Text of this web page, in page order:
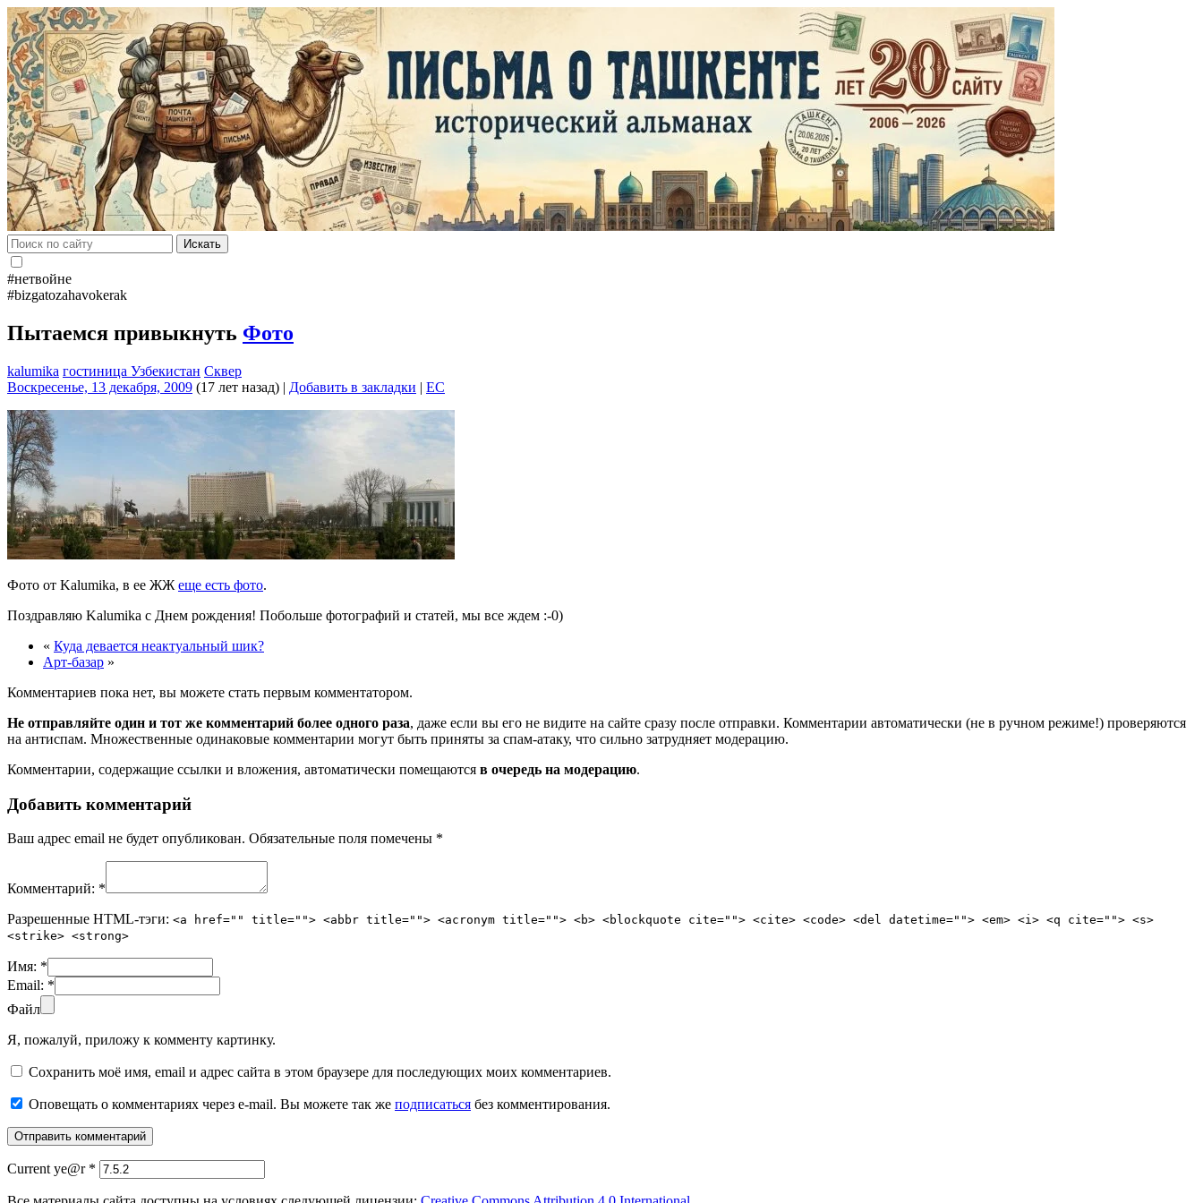
Искать
#нетвойне
#bizgatozahavokerak
Пытаемся привыкнуть Фото
kalumika гостиница Узбекистан Сквер
Воскресенье, 13 декабря, 2009 (17 лет назад) | Добавить в закладки | EC
Фото от Kalumika, в ее ЖЖ еще есть фото.
Поздравляю Kalumika с Днем рождения! Побольше фотографий и статей, мы все ждем :-0)
« Куда девается неактуальный шик?
Арт-базар »
Комментариев пока нет, вы можете стать первым комментатором.
Не отправляйте один и тот же комментарий более одного раза, даже если вы его не видите на сайте сразу после отправки. Комментарии автоматически (не в ручном режиме!) проверяются
на антиспам. Множественные одинаковые комментарии могут быть приняты за спам-атаку, что сильно затрудняет модерацию.
Комментарии, содержащие ссылки и вложения, автоматически помещаются в очередь на модерацию.
Добавить комментарий
Ваш адрес email не будет опубликован. Обязательные поля помечены *
Комментарий: *
Разрешенные HTML-тэги: <a href="" title=""> <abbr title=""> <acronym title=""> <b> <blockquote cite=""> <cite> <code> <del datetime=""> <em> <i> <q cite=""> <s>
<strike> <strong>
Имя: *
Email: *
Файл
Я, пожалуй, приложу к комменту картинку.
Сохранить моё имя, email и адрес сайта в этом браузере для последующих моих комментариев.
Оповещать о комментариях через e-mail. Вы можете так же подписаться без комментирования.
Current ye@r *